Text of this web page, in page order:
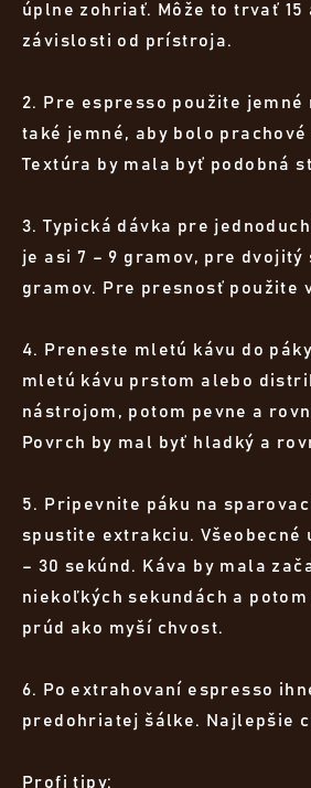
úplne zohriať. Môže to trvať 15
závislosti od prístroja.
2. Pre espresso použite
také jemné, aby bolo prachové
Textúra by mala byť podobná
3. Typická dávka pre
je asi 7 – 9 gramov, pre dvojitý
gramov. Pre presnosť použite
4. Preneste mletú kávu do
mletú kávu prstom alebo
nástrojom, potom pevne a
Povrch by mal byť hladký a
5. Pripevnite páku na
spustite extrakciu. Všeobecné
– 30 sekúnd. Káva by mala
niekoľkých sekundách a
prúd ako myší chvost.
6. Po extrahovaní espresso
predohriatej šálke. Najlepšie
Profi tipy: